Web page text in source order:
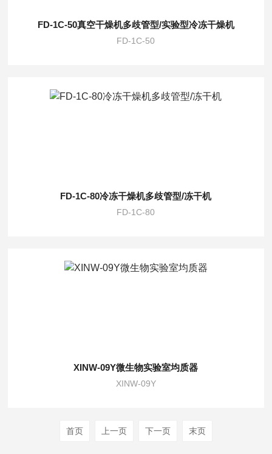
FD-1C-50真空干燥机多歧管型/实验型冷冻干燥机
FD-1C-50
FD-1C-80冷冻干燥机多歧管型/冻干机
FD-1C-80
XINW-09Y微生物实验室均质器
XINW-09Y
首页 上一页 下一页 末页